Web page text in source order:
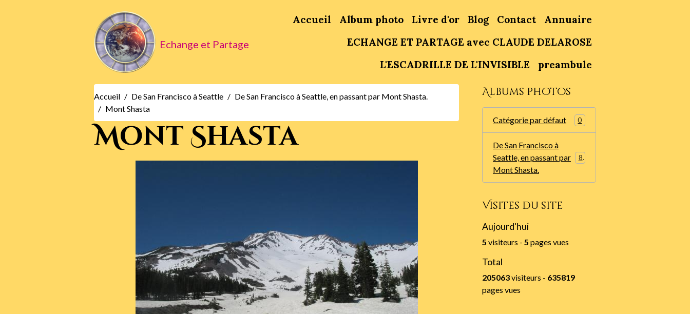
Echange et Partage
Accueil Album photo Livre d'or Blog Contact
Annuaire
ECHANGE ET PARTAGE avec CLAUDE DELAROSE
L'ESCADRILLE DE L'INVISIBLE
preambule
Accueil De San Francisco à Seattle
De San Francisco à Seattle, en passant par Mont Shasta.
Mont Shasta
Mont Shasta
Albums photos
Catégorie par défaut 0
De San Francisco à
Seattle, en passant par
Mont Shasta.
86
Visites du site
Aujourd'hui
5 visiteurs - 5 pages vues
Total
205063visiteurs - 635819
pages vues